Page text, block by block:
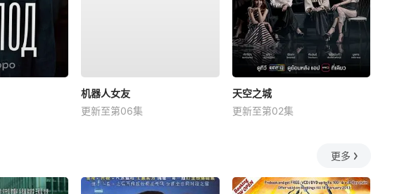
机器人女友
更新至第06集
天空之城
更新至第02集
更多